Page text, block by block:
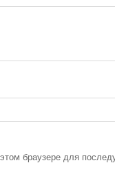
браузере для